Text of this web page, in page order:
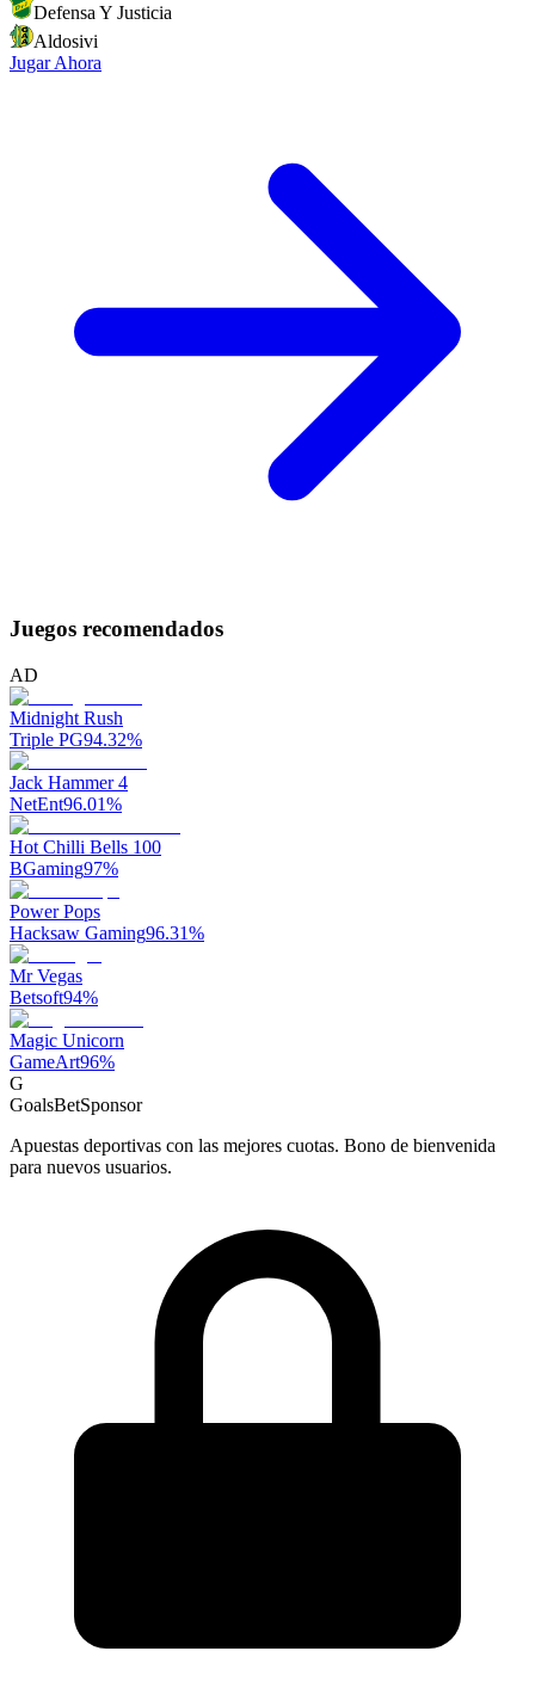
Defensa Y Justicia
Aldosivi
Jugar Ahora
Juegos recomendados
AD
Midnight Rush
Triple PG94.32%
Jack Hammer 4
NetEnt96.01%
Hot Chilli Bells 100
BGaming97%
Power Pops
Hacksaw Gaming96.31%
Mr Vegas
Betsoft94%
Magic Unicorn
GameArt96%
G
GoalsBetSponsor
Apuestas deportivas con las mejores cuotas. Bono de bienvenida
para nuevos usuarios.